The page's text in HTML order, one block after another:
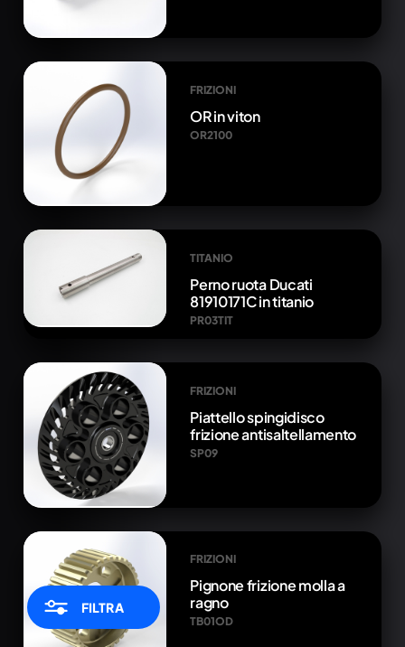
FILTRA
FRIZIONI
OR in viton
OR2100
TITANIO
Perno ruota Ducati
81910171C in titanio
PR03TIT
FRIZIONI
Piattello spingidisco
frizione antisaltellamento
SP09
FRIZIONI
Pignone frizione molla a
ragno
TB01OD